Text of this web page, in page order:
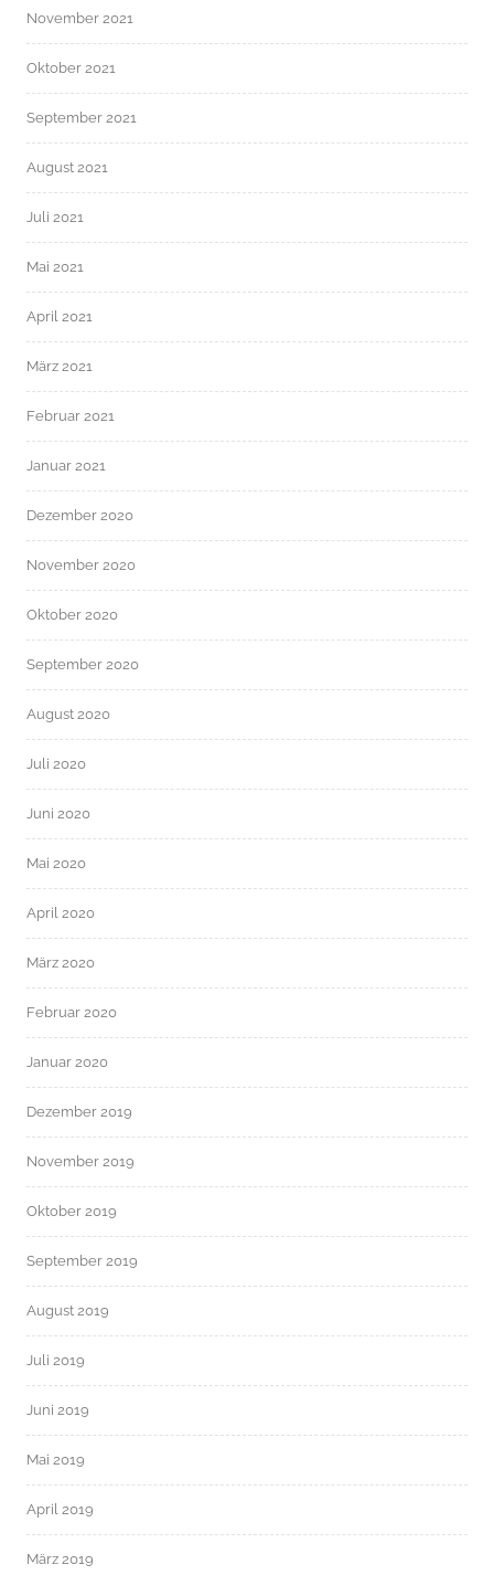
November 2021
Oktober 2021
September 2021
August 2021
Juli 2021
Mai 2021
April 2021
März 2021
Februar 2021
Januar 2021
Dezember 2020
November 2020
Oktober 2020
September 2020
August 2020
Juli 2020
Juni 2020
Mai 2020
April 2020
März 2020
Februar 2020
Januar 2020
Dezember 2019
November 2019
Oktober 2019
September 2019
August 2019
Juli 2019
Juni 2019
Mai 2019
April 2019
März 2019